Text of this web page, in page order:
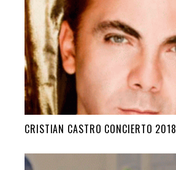
CRISTIAN CASTRO CONCIERTO 2018